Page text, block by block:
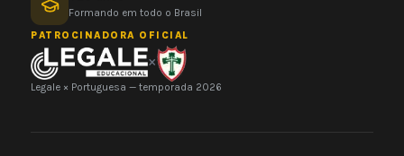
Formando em todo o Brasil
PATROCINADORA OFICIAL
×
Legale × Portuguesa — temporada 2026